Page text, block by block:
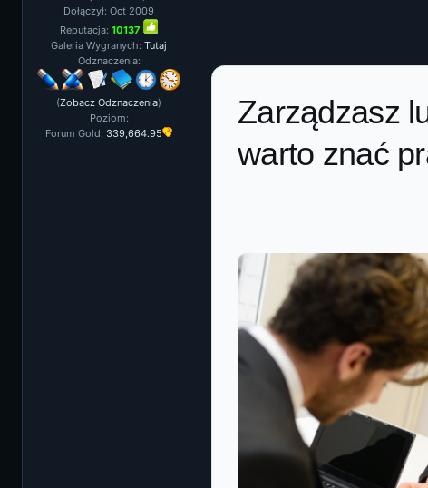
Dołączył: Oct 2009
Reputacja: 10137
Galeria Wygranych: Tutaj
Odznaczenia:
(Zobacz Odznaczenia)
Poziom:
Forum Gold: 339,664.95
Zarządzasz
warto znać